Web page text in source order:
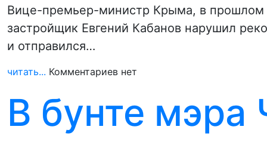
Вице-премьер-министр Крыма, в прошлом
застройщик Евгений Кабанов нарушил
и отправился…
читать... Комментариев нет
В бунте мэра